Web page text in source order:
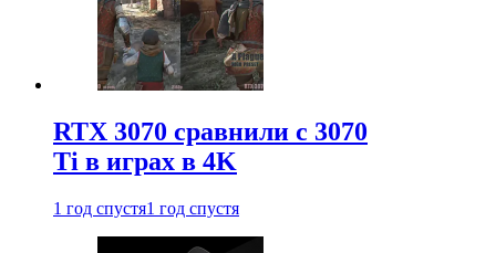
RTX 3070 сравнили с 3070
Ti в играх в 4K
1 год спустя1 год спустя